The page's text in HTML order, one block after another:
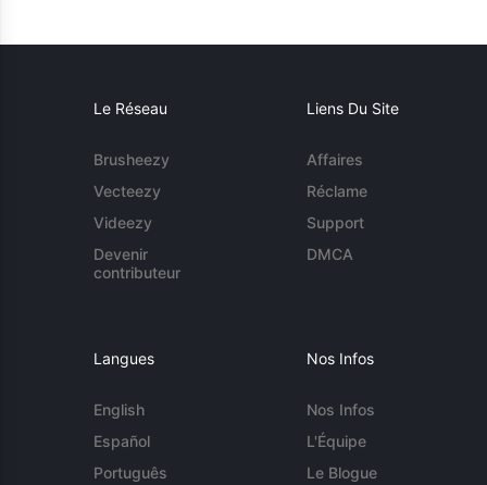
Le Réseau
Brusheezy
Vecteezy
Videezy
Devenir
contributeur
Liens Du Site
Affaires
Réclame
Support
DMCA
Langues
English
Español
Português
Nos Infos
Nos Infos
L'Équipe
Le Blogue